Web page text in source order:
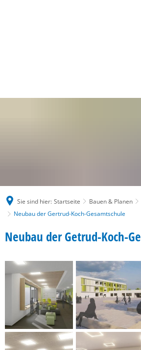
Sie sind hier: Startseite Bauen & Planen
Neubau der Gertrud-Koch-Gesamtschule
Neubau
Gertrud-
Koch-
Gesamtschule
Neubau der Getrud-Koch-